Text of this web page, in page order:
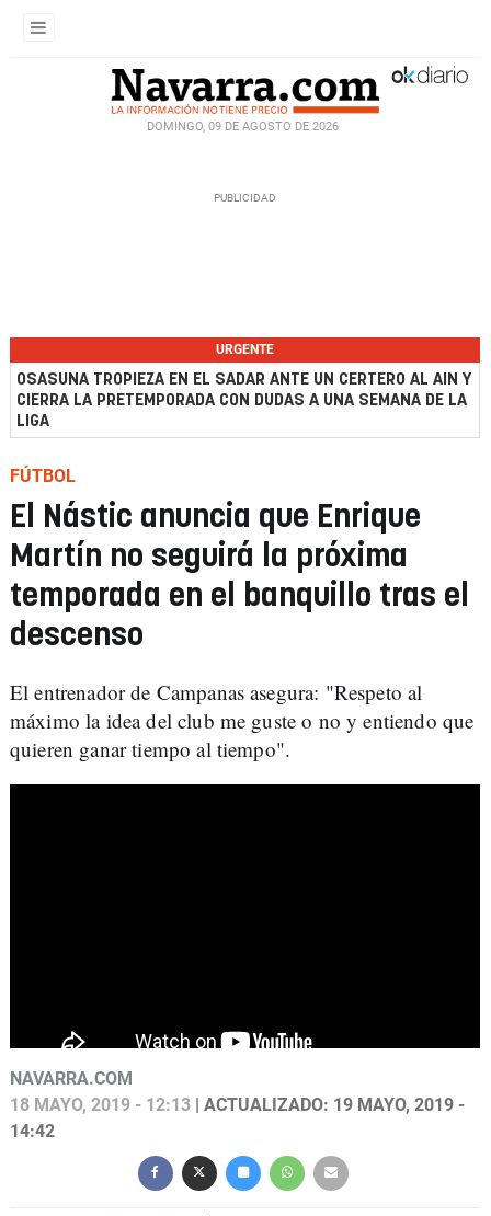
DOMINGO, 09 DE AGOSTO DE 2026
URGENTE
OSASUNA TROPIEZA EN EL SADAR ANTE UN CERTERO AL AIN Y
CIERRA LA PRETEMPORADA CON DUDAS A UNA SEMANA DE LA
LIGA
FÚTBOL
El Nástic anuncia que Enrique
Martín no seguirá la próxima
temporada en el banquillo tras el
descenso
El entrenador de Campanas asegura: "Respeto al
máximo la idea del club me guste o no y entiendo que
quieren ganar tiempo al tiempo".
NAVARRA.COM
18 MAYO, 2019 - 12:13 | ACTUALIZADO: 19 MAYO, 2019 -
14:42